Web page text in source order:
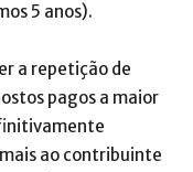
5 anos).
a repetição de
pagos a maior
ao contribuinte